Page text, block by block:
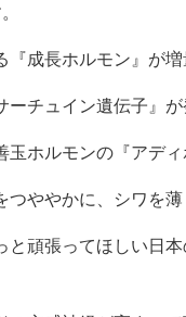
成長ホルモン』が増
チュイン遺伝子』が
ホルモンの『アディ
ややかに、シワを薄
頑張ってほしい日本